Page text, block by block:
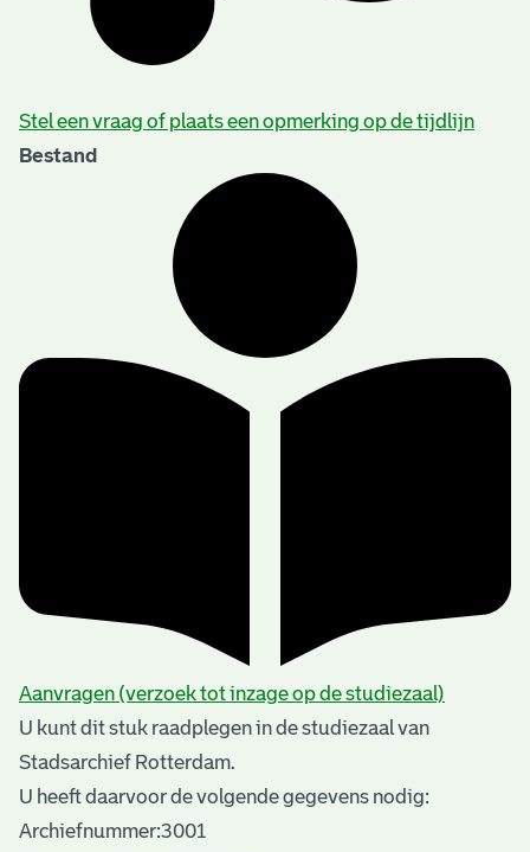
Stel een vraag of plaats een opmerking op de tijdlijn
Bestand
Aanvragen (verzoek tot inzage op de studiezaal)
U kunt dit stuk raadplegen in de studiezaal van
Stadsarchief Rotterdam.
U heeft daarvoor de volgende gegevens nodig:
Archiefnummer:3001